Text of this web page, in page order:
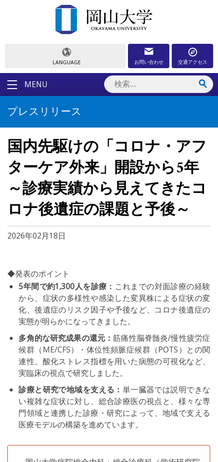
LANGUAGE お問い合わせ 交通アクセス
MENU
プレスリリース
国内先駆けの「コロナ・アフ
ターケア外来」開設から5年
～診療実績から見えてきたコ
ロナ後遺症の課題と予後～
2026年02月18日
◆発表のポイント
5年間で約1,300人を診療： これまでの対面診療の経験
から、症状の多様性や感染した変異株による症状の変
化、後遺症のリスク因子や予後など、コロナ後遺症の
実態が明らかになってきました。
多角的な研究成果の還元：筋痛性脳脊髄炎/慢性疲労症
候群（ME/CFS）・体位性頻脈症候群（POTS）との関
連性、酸化ストレス指標を用いた病態の可視化など、
実臨床の視点で研究しました。
診療と研究で地域を支える： 単一臓器では説明できな
い複雑な症状に対し、総合診療医の視点と、様々な専
門領域と連携した診療・研究によって、地域で支える
医療モデルの構築を進めています。